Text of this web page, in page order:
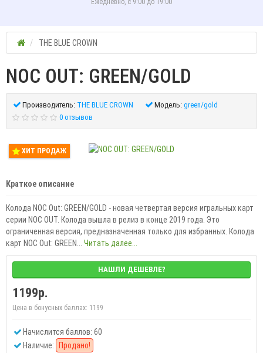
Ежедневно, с 9:00 до 19:00
THE BLUE CROWN
NOC OUT: GREEN/GOLD
Производитель: THE BLUE CROWN Модель: green/gold
0 отзывов
ХИТ ПРОДАЖ
Краткое описание
Колода NOC Out: GREEN/GOLD - новая четвертая версия игральных карт
серии NOC OUT. Колода вышла в релиз в конце 2019 года. Это
ограниченная версия, предназначенная только для избранных. Колода
карт NOC Out: GREEN... Читать далее...
НАШЛИ ДЕШЕВЛЕ?
1199р.
Цена в бонусных баллах: 1199
Начислится баллов: 60
Наличие:
Продано!